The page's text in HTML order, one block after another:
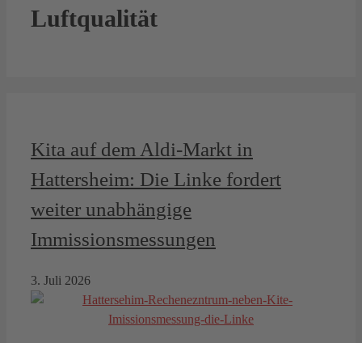
Luftqualität
Kita auf dem Aldi-Markt in
Hattersheim: Die Linke fordert
weiter unabhängige
Immissionsmessungen
3. Juli 2026